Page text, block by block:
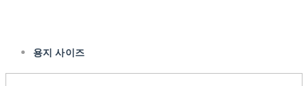
용지 사이즈